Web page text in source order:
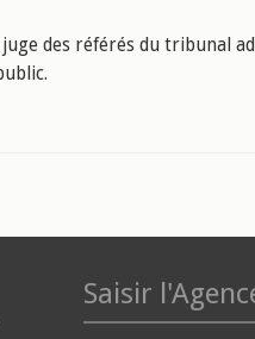
juge des référés du tribunal
Saisir